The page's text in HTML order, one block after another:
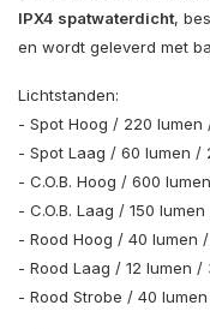
IPX4 spatwaterdicht,
en wordt geleverd met
Lichtstanden:
- Spot Hoog / 220
- Spot Laag / 60 lumen /
- C.O.B. Hoog / 600
- C.O.B. Laag / 150
- Rood Hoog / 40 lumen
- Rood Laag / 12 lumen /
- Rood Strobe / 40